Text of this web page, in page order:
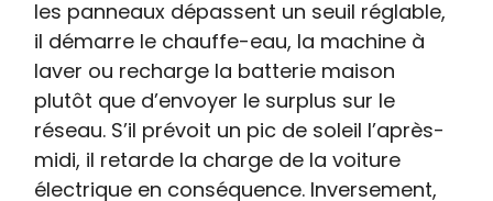
les panneaux dépassent un seuil réglable,
il démarre le chauffe-eau, la machine à
laver ou recharge la batterie maison
plutôt que d’envoyer le surplus sur le
réseau. S’il prévoit un pic de soleil l’après-
midi, il retarde la charge de la voiture
électrique en conséquence. Inversement,